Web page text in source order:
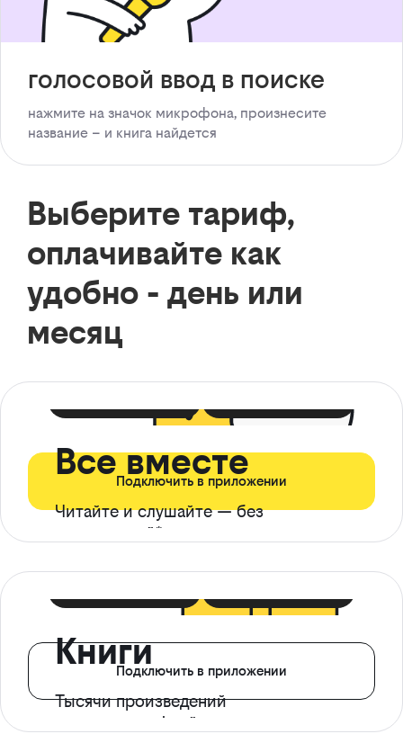
голосовой ввод в поиске
нажмите на значок микрофона, произнесите
название – и книга найдется
Выберите тариф,
оплачивайте как
удобно - день или
месяц
Все вместе
Читайте и слушайте — без
ограничений*
Подключить в приложении
Книги
Тысячи произведений
с доступом офлайн
Подключить в приложении